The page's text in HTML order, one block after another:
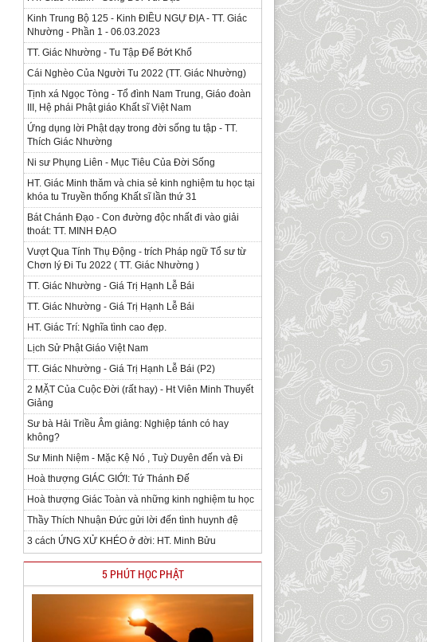
Kinh Trung Bộ 125 - Kinh ÐIỀU NGỰ ĐỊA - TT. Giác
Nhường - Phần 1 - 06.03.2023
TT. Giác Nhường - Tu Tập Để Bớt Khổ
Cái Nghèo Của Người Tu 2022 (TT. Giác Nhường)
Tịnh xá Ngọc Tòng - Tổ đình Nam Trung, Giáo đoàn
III, Hệ phái Phật giáo Khất sĩ Việt Nam
Ứng dụng lời Phật dạy trong đời sống tu tập - TT.
Thích Giác Nhường
Ni sư Phụng Liên - Mục Tiêu Của Đời Sống
HT. Giác Minh thăm và chia sẻ kinh nghiệm tu học tại
khóa tu Truyền thống Khất sĩ lần thứ 31
Bát Chánh Đạo - Con đường độc nhất đi vào giải
thoát: TT. MINH ĐẠO
Vượt Qua Tính Thụ Động - trích Pháp ngữ Tổ sư từ
Chơn lý Đi Tu 2022 ( TT. Giác Nhường )
TT. Giác Nhường - Giá Trị Hạnh Lễ Bái
TT. Giác Nhường - Giá Trị Hạnh Lễ Bái
HT. Giác Trí: Nghĩa tình cao đẹp.
Lịch Sử Phật Giáo Việt Nam
TT. Giác Nhường - Giá Trị Hạnh Lễ Bái (P2)
2 MẶT Của Cuộc Đời (rất hay) - Ht Viên Minh Thuyết
Giảng
Sư bà Hải Triều Âm giảng: Nghiệp tánh có hay
không?
Sư Minh Niệm - Mặc Kệ Nó , Tuỳ Duyên đến và Đi
Hoà thượng GIÁC GIỚI: Tứ Thánh Đế
Hoà thượng Giác Toàn và những kinh nghiệm tu học
Thầy Thích Nhuận Đức gửi lời đến tình huynh đệ
3 cách ỨNG XỬ KHÉO ở đời: HT. Minh Bửu
5 PHÚT HỌC PHẬT